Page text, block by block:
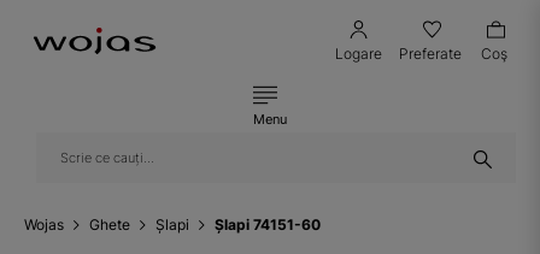
Logare Preferate Coş
Menu
Wojas Ghete Șlapi Șlapi 74151-60